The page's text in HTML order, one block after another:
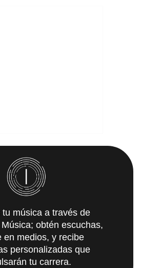
tu música a través de
obtén escuchas,
en medios, y recibe
personalizadas que
tu carrera.